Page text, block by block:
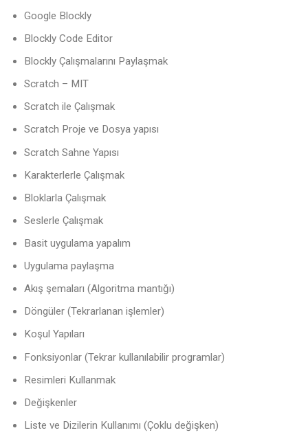
Google Blockly
Blockly Code Editor
Blockly Çalışmalarını Paylaşmak
Scratch – MIT
Scratch ile Çalışmak
Scratch Proje ve Dosya yapısı
Scratch Sahne Yapısı
Karakterlerle Çalışmak
Bloklarla Çalışmak
Seslerle Çalışmak
Basit uygulama yapalım
Uygulama paylaşma
Akış şemaları (Algoritma mantığı)
Döngüler (Tekrarlanan işlemler)
Koşul Yapıları
Fonksiyonlar (Tekrar kullanılabilir programlar)
Resimleri Kullanmak
Değişkenler
Liste ve Dizilerin Kullanımı (Çoklu değişken)